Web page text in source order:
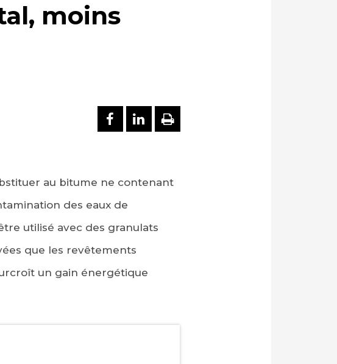
moins
PARTAGER SUR FACEBOOK
PARTAGER SUR
IMPRIMER
au bitume ne contenant
des eaux de
utilisé avec des granulats
que les revêtements
un gain énergétique